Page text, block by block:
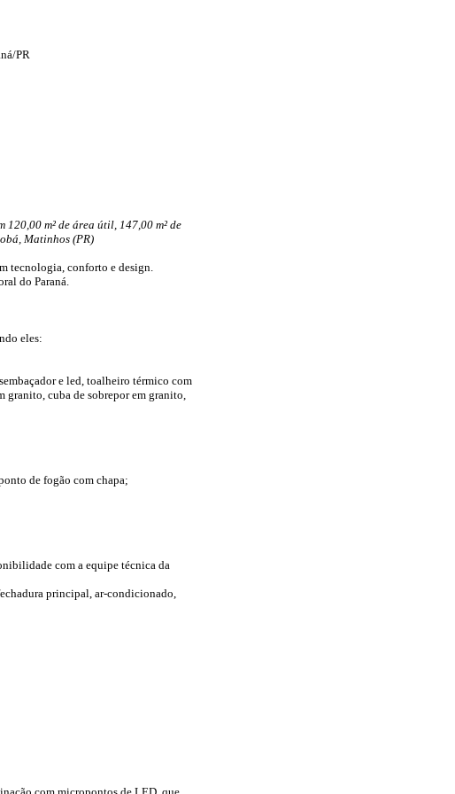
PR
m² de área útil, 147,00 m² de
Matinhos (PR)
tecnologia, conforto e design.
do Paraná.
eles:
e led, toalheiro térmico com
granito, cuba de sobrepor em granito,
de fogão com chapa;
com a equipe técnica da
principal, ar-condicionado,